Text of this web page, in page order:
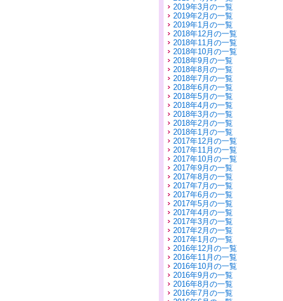
2019年3月の一覧
2019年2月の一覧
2019年1月の一覧
2018年12月の一覧
2018年11月の一覧
2018年10月の一覧
2018年9月の一覧
2018年8月の一覧
2018年7月の一覧
2018年6月の一覧
2018年5月の一覧
2018年4月の一覧
2018年3月の一覧
2018年2月の一覧
2018年1月の一覧
2017年12月の一覧
2017年11月の一覧
2017年10月の一覧
2017年9月の一覧
2017年8月の一覧
2017年7月の一覧
2017年6月の一覧
2017年5月の一覧
2017年4月の一覧
2017年3月の一覧
2017年2月の一覧
2017年1月の一覧
2016年12月の一覧
2016年11月の一覧
2016年10月の一覧
2016年9月の一覧
2016年8月の一覧
2016年7月の一覧